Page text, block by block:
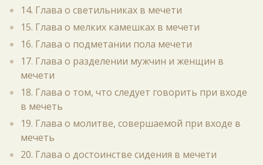
14. Глава о светильниках в мечети
15. Глава о мелких камешках в мечети
16. Глава о подметании пола мечети
17. Глава о разделении мужчин и женщин в
мечети
18. Глава о том, что следует говорить при входе
в мечеть
19. Глава о молитве, совершаемой при входе в
мечеть
20. Глава о достоинстве сидения в мечети